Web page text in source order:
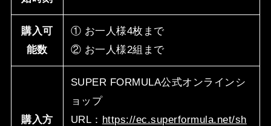
購⼊可
能数
① お⼀⼈様4枚まで
② お⼀⼈様2組まで
購⼊⽅
SUPER FORMULA公式オンラインシ
ョップ
URL： https://ec.superformula.net/sh